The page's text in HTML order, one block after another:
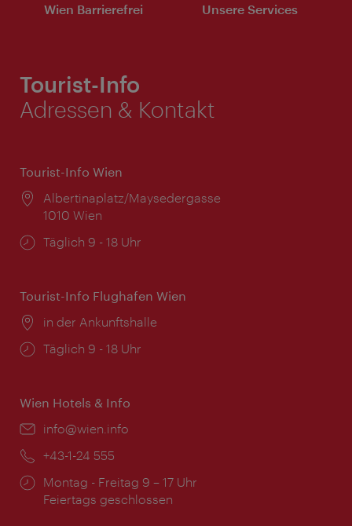
Wien Barrierefrei Unsere Services
Tourist-Info
Adressen & Kontakt
Tourist-Info Wien
Ort:
Albertinaplatz/Maysedergasse
1010 Wien
Öffnungszeiten:
Täglich 9 - 18 Uhr
Tourist-Info Flughafen Wien
Ort:
in der Ankunftshalle
Öffnungszeiten:
Täglich 9 - 18 Uhr
Wien Hotels & Info
Email:
info@wien.info
Telefon:
+43-1-24 555
Öffnungszeiten:
Montag - Freitag 9 – 17 Uhr
Feiertags geschlossen